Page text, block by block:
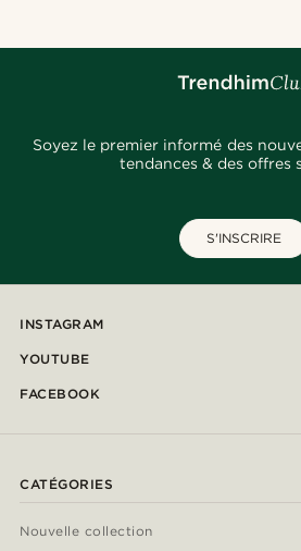
Soyez le premier informé des
tendances & des offres
S'INSCRIRE
INSTAGRAM
YOUTUBE
FACEBOOK
CATÉGORIES
Nouvelle collection